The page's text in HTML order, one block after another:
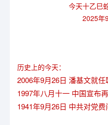
今天十乙巳
2025年
历史上的今天：
2006年9月26日 潘基文就
1997年八月十一 中国宣布
1941年9月26日 中共对党